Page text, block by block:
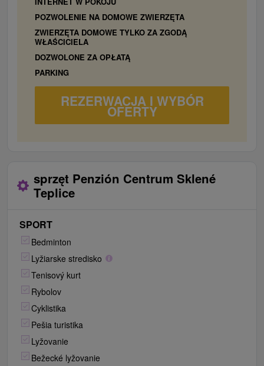
POZWOLENIE NA DOMOWE ZWIERZĘTA
ZWIERZĘTA DOMOWE TYLKO ZA ZGODĄ
WŁAŚCICIELA
DOZWOLONE ZA OPŁATĄ
PARKING
REZERWACJA I WYBÓR
OFERTY
sprzęt Penzión Centrum Sklené
Teplice
SPORT
Bedminton
Lyžiarske stredisko
Tenisový kurt
Rybolov
Cyklistika
Pešia turistika
Lyžovanie
Bežecké lyžovanie